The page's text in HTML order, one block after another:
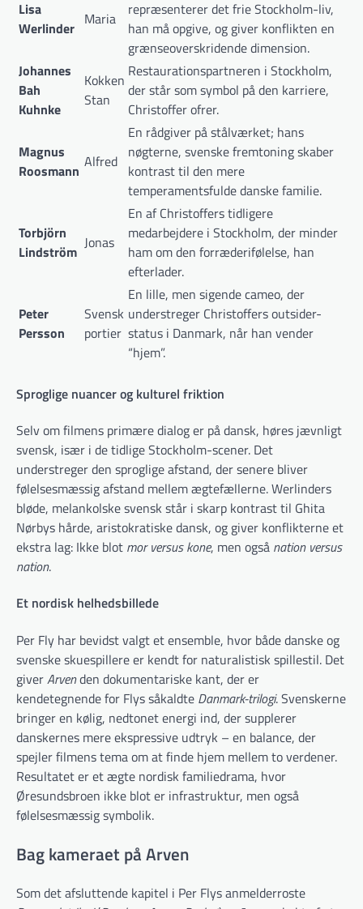
Lisa
Werlinder Maria
repræsenterer det frie Stockholm-liv,
han må opgive, og giver konflikten en
grænseoverskridende dimension.
Johannes
Bah
Kuhnke
Kokken
Stan
Restaurationspartneren i Stockholm,
der står som symbol på den karriere,
Christoffer ofrer.
Magnus
Roosmann Alfred
En rådgiver på stålværket; hans
nøgterne, svenske fremtoning skaber
kontrast til den mere
temperamentsfulde danske familie.
Torbjörn
Lindström Jonas
En af Christoffers tidligere
medarbejdere i Stockholm, der minder
ham om den forræderifølelse, han
efterlader.
Peter
Persson
Svensk
portier
En lille, men sigende cameo, der
understreger Christoffers outsider-
status i Danmark, når han vender
“hjem”.
Sproglige nuancer og kulturel friktion
Selv om filmens primære dialog er på dansk, høres jævnligt
svensk, især i de tidlige Stockholm-scener. Det
understreger den sproglige afstand, der senere bliver
følelsesmæssig afstand mellem ægtefællerne. Werlinders
bløde, melankolske svensk står i skarp kontrast til Ghita
Nørbys hårde, aristokratiske dansk, og giver konflikterne et
ekstra lag: Ikke blot mor versus kone, men også nation versus
nation.
Et nordisk helhedsbillede
Per Fly har bevidst valgt et ensemble, hvor både danske og
svenske skuespillere er kendt for naturalistisk spillestil. Det
giverArvenden dokumentariske kant, der er
kendetegnende for Flys såkaldte Danmark-trilogi. Svenskerne
bringer en kølig, nedtonet energi ind, der supplerer
danskernes mere ekspressive udtryk – en balance, der
spejler filmens tema om at finde hjem mellem to verdener.
Resultatet er et ægte nordisk familiedrama, hvor
Øresundsbroen ikke blot er infrastruktur, men også
følelsesmæssig symbolik.
Bag kameraet på Arven
Som det afsluttende kapitel i Per Flys anmelderroste